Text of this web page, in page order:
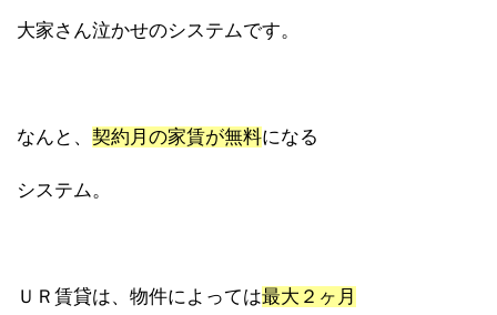
大家さん泣かせのシステムです。
なんと、 契約月の家賃が無料になる
システム。
ＵＲ賃貸は、物件によっては最大２ヶ月